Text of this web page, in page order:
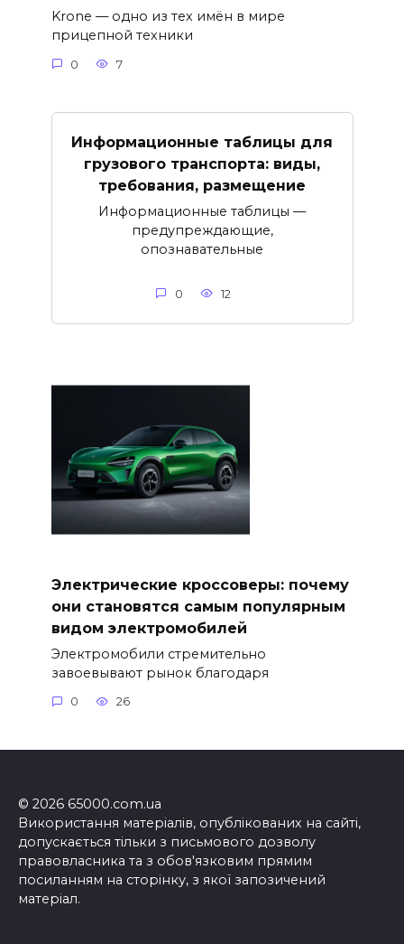
Krone — одно из тех имён в мире
прицепной техники
0 7
Информационные таблицы для
грузового транспорта: виды,
требования, размещение
Информационные таблицы —
предупреждающие,
опознавательные
0 12
Электрические кроссоверы: почему
они становятся самым популярным
видом электромобилей
Электромобили стремительно
завоевывают рынок благодаря
0 26
© 2026 65000.com.ua
Використання матеріалів, опублікованих на сайті,
допускається тільки з письмового дозволу
правовласника та з обов'язковим прямим
посиланням на сторінку, з якої запозичений
матеріал.